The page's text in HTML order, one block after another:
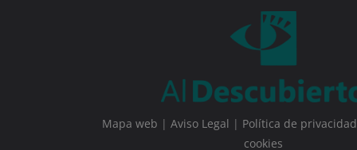
Mapa web | Aviso Legal | Política de privacidad
cookies